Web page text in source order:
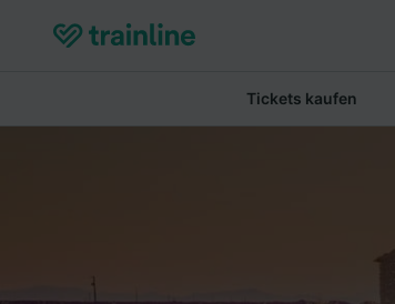
Tickets kaufen